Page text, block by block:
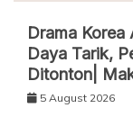
Drama
Daya Tarik,
Ditonton|
5 August 2026